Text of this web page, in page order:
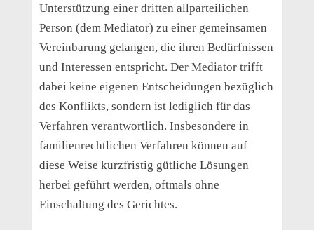
Unterstützung einer dritten allparteilichen
Person (dem Mediator) zu einer gemeinsamen
Vereinbarung gelangen, die ihren Bedürfnissen
und Interessen entspricht. Der Mediator trifft
dabei keine eigenen Entscheidungen bezüglich
des Konflikts, sondern ist lediglich für das
Verfahren verantwortlich. Insbesondere in
familienrechtlichen Verfahren können auf
diese Weise kurzfristig gütliche Lösungen
herbei geführt werden, oftmals ohne
Einschaltung des Gerichtes.